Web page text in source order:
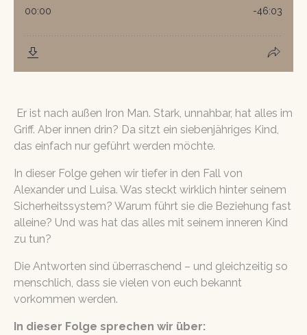
Er ist nach außen Iron Man. Stark, unnahbar, hat alles im
Griff. Aber innen drin? Da sitzt ein siebenjähriges Kind,
das einfach nur geführt werden möchte.
In dieser Folge gehen wir tiefer in den Fall von
Alexander und Luisa. Was steckt wirklich hinter seinem
Sicherheitssystem? Warum führt sie die Beziehung fast
alleine? Und was hat das alles mit seinem inneren Kind
zu tun?
Die Antworten sind überraschend – und gleichzeitig so
menschlich, dass sie vielen von euch bekannt
vorkommen werden.
In dieser Folge sprechen wir über: